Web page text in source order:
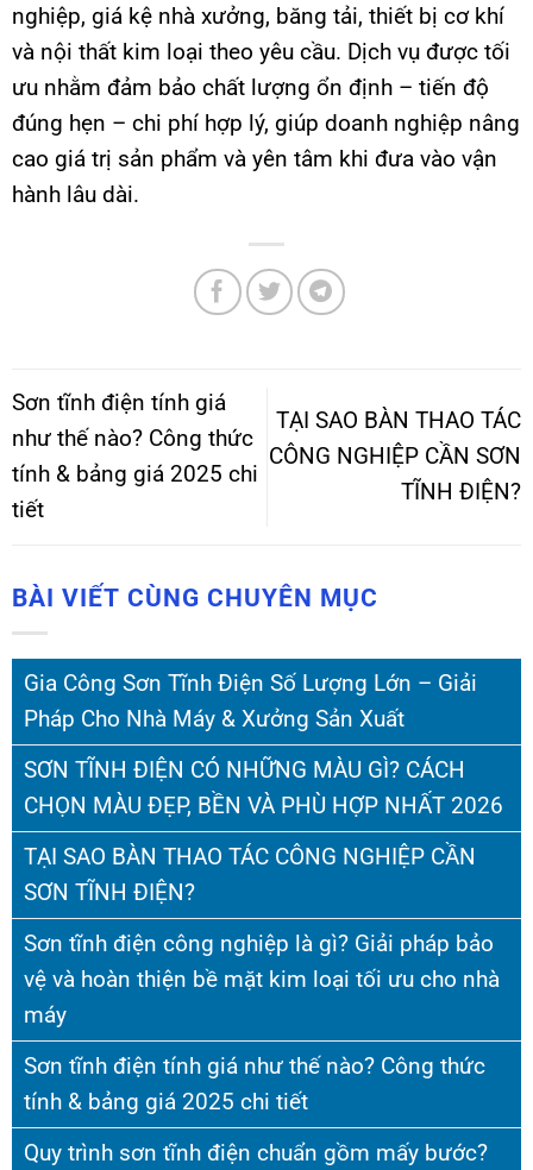
BÀI VIẾT CÙNG CHUYÊN MỤC
Gia Công Sơn Tĩnh Điện Số Lượng Lớn – Giải
Pháp Cho Nhà Máy & Xưởng Sản Xuất
SƠN TĨNH ĐIỆN CÓ NHỮNG MÀU GÌ? CÁCH
CHỌN MÀU ĐẸP, BỀN VÀ PHÙ HỢP NHẤT 2026
TẠI SAO BÀN THAO TÁC CÔNG NGHIỆP CẦN
SƠN TĨNH ĐIỆN?
Sơn tĩnh điện công nghiệp là gì? Giải pháp bảo
vệ và hoàn thiện bề mặt kim loại tối ưu cho nhà
máy
Sơn tĩnh điện tính giá như thế nào? Công thức
tính & bảng giá 2025 chi tiết
Quy trình sơn tĩnh điện chuẩn gồm mấy bước?
nghiệp, giá kệ nhà xưởng, băng tải, thiết bị cơ khí
và nội thất kim loại theo yêu cầu. Dịch vụ được tối
ưu nhằm đảm bảo chất lượng ổn định – tiến độ
đúng hẹn – chi phí hợp lý, giúp doanh nghiệp nâng
cao giá trị sản phẩm và yên tâm khi đưa vào vận
hành lâu dài.
Sơn tĩnh điện tính giá
như thế nào? Công thức
tính & bảng giá 2025 chi
tiết
TẠI SAO BÀN THAO TÁC
CÔNG NGHIỆP CẦN SƠN
TĨNH ĐIỆN?